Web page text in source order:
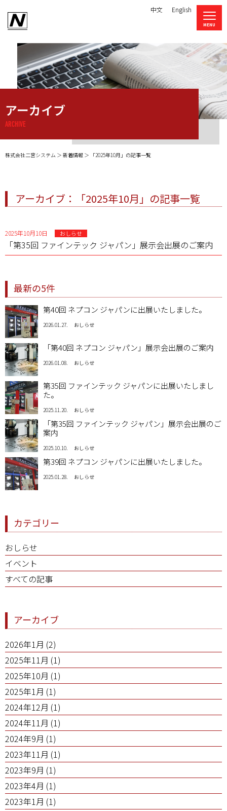
中文 English
アーカイブ
ARCHIVE
株式会社二宮システム 新着情報 「2025年10月」の記事一覧
アーカイブ：「2025年10月」の記事一覧
2025年10月10日 おしらせ
「第35回 ファインテック ジャパン」展示会出展のご案内
最新の5件
第40回 ネプコン ジャパンに出展いたしました。
2026.01.27. おしらせ
「第40回 ネプコン ジャパン」展示会出展のご案内
2026.01.08. おしらせ
第35回 ファインテック ジャパンに出展いたしまし
た。
2025.11.20. おしらせ
「第35回 ファインテック ジャパン」展示会出展のご
案内
2025.10.10. おしらせ
第39回 ネプコン ジャパンに出展いたしました。
2025.01.28. おしらせ
カテゴリー
おしらせ
イベント
すべての記事
アーカイブ
2026年1月 (2)
2025年11月 (1)
2025年10月 (1)
2025年1月 (1)
2024年12月 (1)
2024年11月 (1)
2024年9月 (1)
2023年11月 (1)
2023年9月 (1)
2023年4月 (1)
2023年1月 (1)